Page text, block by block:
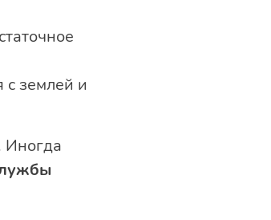
с землей и
Иногда